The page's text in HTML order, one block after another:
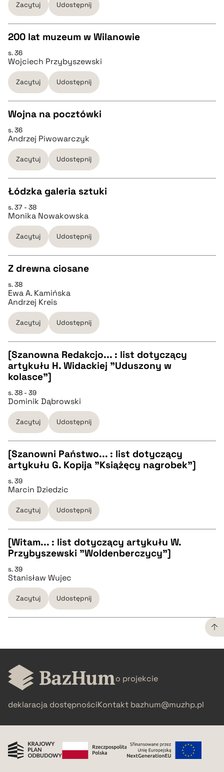
pobierz cytat
BIBTEX
pobierz cytat
Zacytuj Udostępnij
CZYSTY TEKST
pobierz cytat
BIBTEX
pobierz cytat
200 lat muzeum w Wilanowie
s. 36
Wojciech Przybyszewski
Zacytuj Udostępnij
CZYSTY TEKST
pobierz cytat
BIBTEX
pobierz cytat
Wojna na pocztówki
s. 36
Andrzej Piwowarczyk
Zacytuj Udostępnij
CZYSTY TEKST
pobierz cytat
BIBTEX
pobierz cytat
Łódzka galeria sztuki
s. 37 - 38
Monika Nowakowska
Zacytuj Udostępnij
CZYSTY TEKST
pobierz cytat
pobierz cytat
Z drewna ciosane
s. 38
Ewa A. Kamińska
Andrzej Kreis
Zacytuj Udostępnij
CZYSTY TEKST
pobierz cytat
BIBTEX
pobierz cytat
[Szanowna Redakcjo... : list dotyczący
artykułu H. Widackiej "Uduszony w
kolasce"]
s. 38 - 39
Dominik Dąbrowski
Zacytuj Udostępnij
CZYSTY TEKST
pobierz cytat
BIBTEX
pobierz cytat
[Szanowni Państwo... : list dotyczący
artykułu G. Kopija "Książęcy nagrobek"]
s. 39
Marcin Dziedzic
Zacytuj Udostępnij
CZYSTY TEKST
pobierz cytat
BIBTEX
pobierz cytat
[Witam... : list dotyczący artykułu W.
Przybyszewski "Woldenberczycy"]
s. 39
Stanisław Wujec
Zacytuj Udostępnij
CZYSTY TEKST
pobierz cytat
BIBTEX
o projekcie
deklaracja dostępnościKontakt bazhum@muzhp.pl